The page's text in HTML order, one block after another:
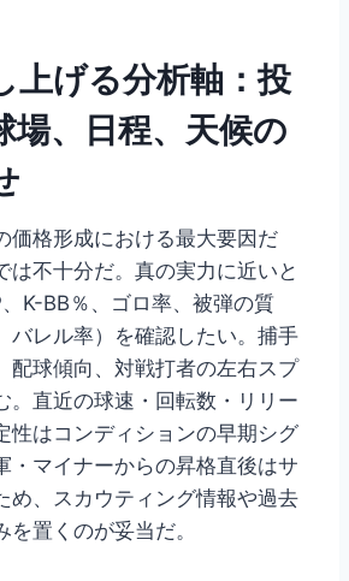
上げる分析軸：投
場、日程、天候の
価格形成における最大要因だ
は不十分だ。真の実力に近いと
K-BB％、ゴロ率、被弾の質
バレル率）を確認したい。捕手
配球傾向、対戦打者の左右スプ
。直近の球速・回転数・リリー
性はコンディションの早期シグ
・マイナーからの昇格直後はサ
め、スカウティング情報や過去
置くのが妥当だ。